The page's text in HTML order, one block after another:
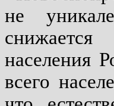
не
населения
всего